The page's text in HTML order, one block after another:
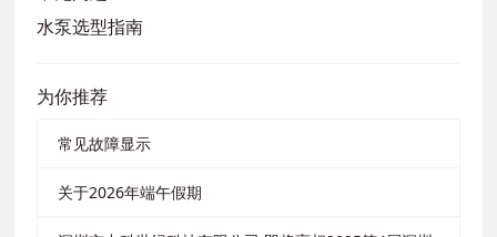
水泵选型指南
为你推荐
常见故障显示
关于2026年端午假期